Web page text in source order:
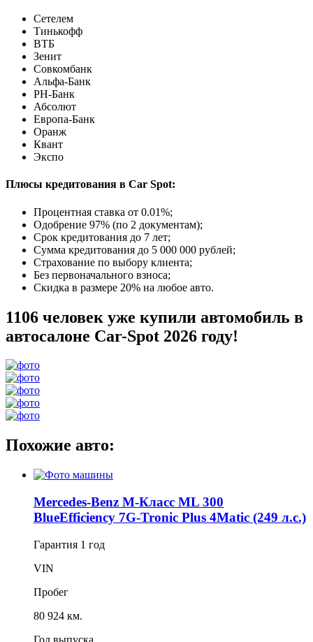
Сетелем
Тинькофф
ВТБ
Зенит
Совкомбанк
Альфа-Банк
РН-Банк
Абсолют
Европа-Банк
Оранж
Квант
Экспо
Плюсы кредитования в Car Spot:
Процентная ставка от 0.01%;
Одобрение 97% (по 2 документам);
Срок кредитования до 7 лет;
Сумма кредитования до 5 000 000 рублей;
Страхование по выбору клиента;
Без первоначального взноса;
Скидка в размере 20% на любое авто.
1106 человек уже купили автомобиль в
автосалоне Car-Spot 2026 году!
Похожие авто:
Mercedes-Benz M-Класс ML 300
BlueEfficiency 7G-Tronic Plus 4Matic (249 л.с.)
Гарантия 1 год
VIN
Пробег
80 924 км.
Год выпуска